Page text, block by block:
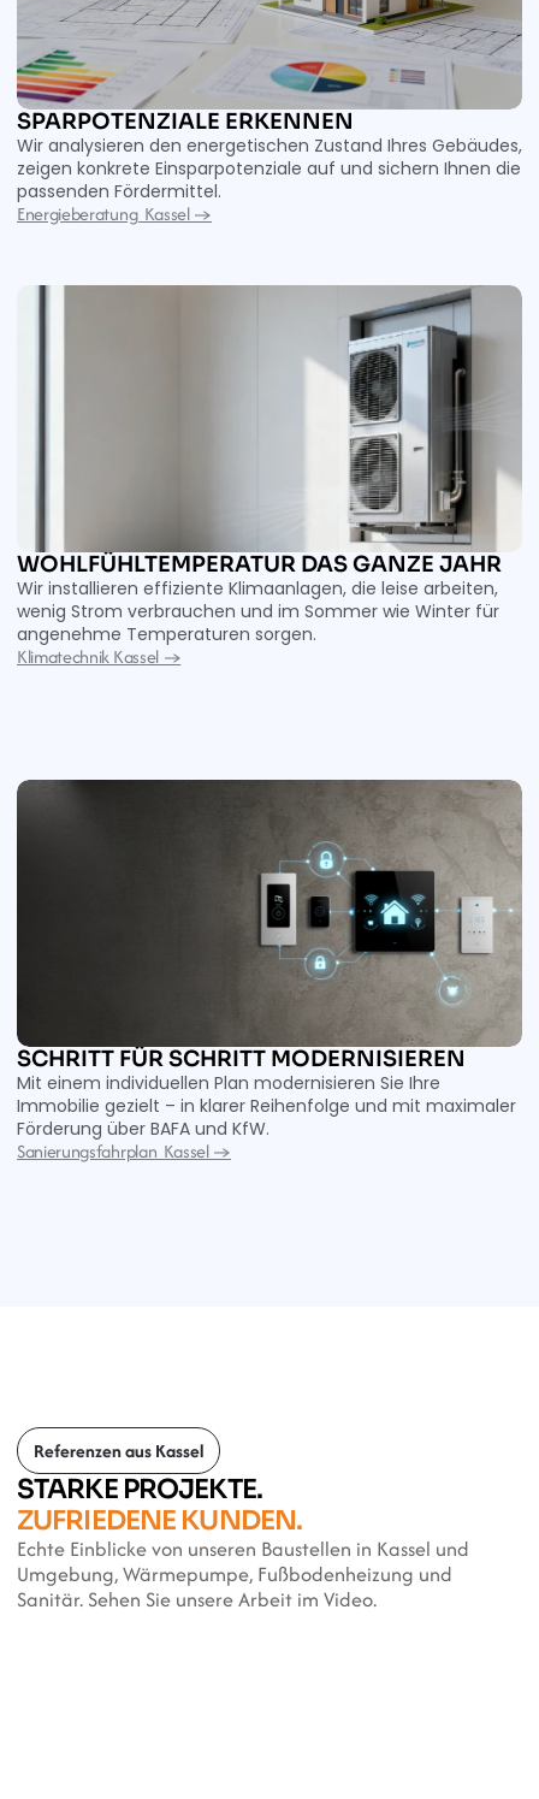
SPARPOTENZIALE ERKENNEN
Wir analysieren den energetischen Zustand Ihres Gebäudes,
zeigen konkrete Einsparpotenziale auf und sichern Ihnen die
passenden Fördermittel.
Energieberatung  Kassel →
WOHLFÜHLTEMPERATUR DAS GANZE JAHR
Wir installieren effiziente Klimaanlagen, die leise arbeiten,
wenig Strom verbrauchen und im Sommer wie Winter für
angenehme Temperaturen sorgen.
Klimatechnik Kassel →
SCHRITT FÜR SCHRITT MODERNISIEREN
Mit einem individuellen Plan modernisieren Sie Ihre
Immobilie gezielt – in klarer Reihenfolge und mit maximaler
Förderung über BAFA und KfW.
Sanierungsfahrplan  Kassel →
Referenzen aus Kassel
STARKE PROJEKTE.
ZUFRIEDENE KUNDEN.
Echte Einblicke von unseren Baustellen in Kassel und
Umgebung, Wärmepumpe, Fußbodenheizung und
Sanitär. Sehen Sie unsere Arbeit im Video.